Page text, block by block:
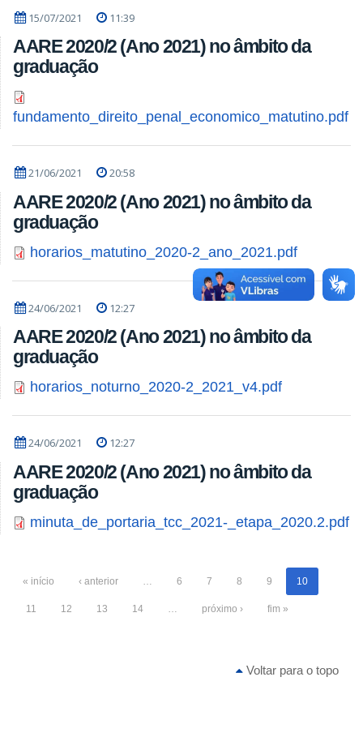
15/07/2021 11:39
AARE 2020/2 (Ano 2021) no âmbito da
graduação
fundamento_direito_penal_economico_matutino.pdf
21/06/2021 20:58
AARE 2020/2 (Ano 2021) no âmbito da
graduação
horarios_matutino_2020-2_ano_2021.pdf
24/06/2021 12:27
AARE 2020/2 (Ano 2021) no âmbito da
graduação
horarios_noturno_2020-2_2021_v4.pdf
24/06/2021 12:27
AARE 2020/2 (Ano 2021) no âmbito da
graduação
minuta_de_portaria_tcc_2021-_etapa_2020.2.pdf
« início ‹ anterior 6 7 8 9 10
11 12 13 14 próximo › fim »
Voltar para o topo